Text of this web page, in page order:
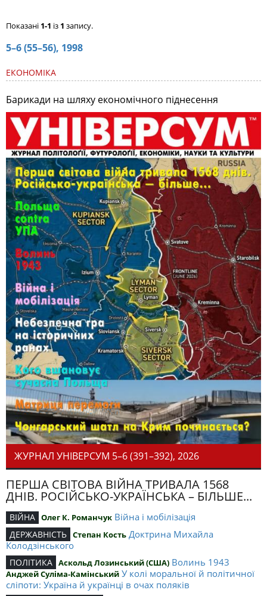
Показані 1-1 із 1 запису.
5–6 (55–56), 1998
ЕКОНОМІКА
Барикади на шляху економічного піднесення
ЖУРНАЛ УНІВЕРСУМ 5–6 (391–392), 2026
ПЕРША СВІТОВА ВІЙНА ТРИВАЛА 1568
ДНІВ. РОСІЙСЬКО-УКРАЇНСЬКА – БІЛЬШЕ...
ВІЙНА Олег К. Романчук Війна і мобілізація
ДЕРЖАВНІСТЬ Степан Кость Доктрина Михайла
Колодзінського
ПОЛІТИКА Аскольд Лозинський (США) Волинь 1943
Анджей Суліма-Камінський У колі моральної й політичної
сліпоти: Україна й українці в очах поляків